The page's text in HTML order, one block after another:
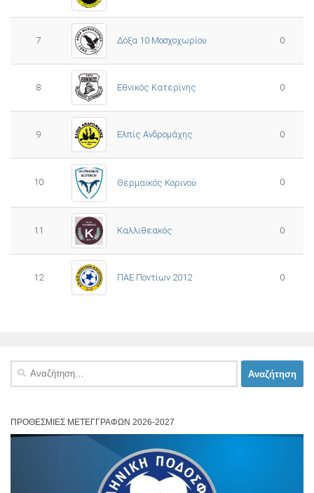
7 Δόξα 10 Μοσχοχωρίου 0
8 Εθνικός Κατερίνης 0
9 Ελπίς Ανδρομάχης 0
10 Θερμαϊκός Κορινού 0
11 Καλλιθεακός 0
12 ΠΑΕ Ποντίων 2012 0
Αναζήτηση
ΠΡΟΘΕΣΜΊΕΣ ΜΕΤΕΓΓΡΑΦΏΝ 2026-2027